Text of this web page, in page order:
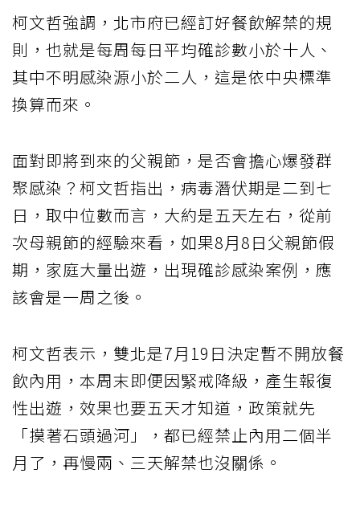
柯文哲強調，北市府已經訂好餐飲解禁的規
則，也就是每周每日平均確診數小於十人、
其中不明感染源小於二人，這是依中央標準
換算而來。
面對即將到來的父親節，是否會擔心爆發群
聚感染？柯文哲指出，病毒潛伏期是二到七
日，取中位數而言，大約是五天左右，從前
次母親節的經驗來看，如果8月8日父親節假
期，家庭大量出遊，出現確診感染案例，應
該會是一周之後。
柯文哲表示，雙北是7月19日決定暫不開放餐
飲內用，本周末即便因緊戒降級，產生報復
性出遊，效果也要五天才知道，政策就先
「摸著石頭過河」，都已經禁止內用二個半
月了，再慢兩、三天解禁也沒關係。